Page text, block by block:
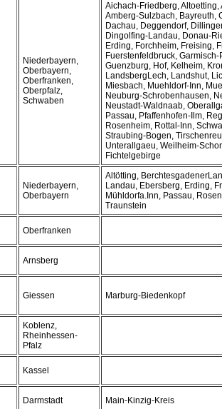
Niederbayern,
Oberbayern,
Oberfranken,
Oberpfalz,
Schwaben
Aichach-Friedberg, Altoetting,
Amberg-Sulzbach, Bayreuth,
Dachau, Deggendorf,
Dingolfing-Landau, Donau-
Erding, Forchheim, Freising,
Fuerstenfeldbruck,
Guenzburg, Hof, Kelheim,
LandsbergLech, Landshut,
Miesbach, Muehldorf-Inn,
Neuburg-Schrobenhausen,
Neustadt-Waldnaab,
Passau, Pfaffenhofen-Ilm,
Rosenheim, Rottal-Inn,
Straubing-Bogen,
Unterallgaeu, Weilheim-
Fichtelgebirge
Niederbayern,
Oberbayern
Altötting,
Landau, Ebersberg, Erding,
Mühldorfa.Inn, Passau,
Traunstein
Oberfranken
Arnsberg
Giessen Marburg-Biedenkopf
Koblenz,
Rheinhessen-
Pfalz
Kassel
Darmstadt Main-Kinzig-Kreis